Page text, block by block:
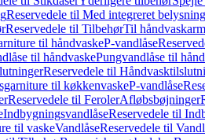
Reservedele til Med integreret belysning
Reservedele til TilbehørTil
til håndvaskeP-vandlåse
til håndvaskePungvandlåse til
Reservedele til
til køkkenvaskeP-vandlåse
Reservedele til FerolerAfløbsbøjninger
IndbygningsvandlåseReservedele til
til vaskeVandlåseReservedele til